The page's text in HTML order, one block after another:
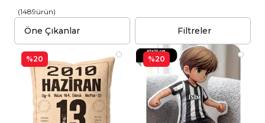
(1489ürün)
Filtreler
%20 %20